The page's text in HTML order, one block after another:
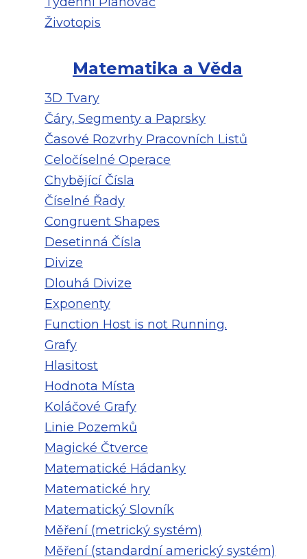
Životopis
Matematika a Věda
3D Tvary
Čáry, Segmenty a Paprsky
Časové Rozvrhy Pracovních Listů
Celočíselné Operace
Chybějící Čísla
Číselné Řady
Congruent Shapes
Desetinná Čísla
Divize
Dlouhá Divize
Exponenty
Function Host is not Running.
Grafy
Hlasitost
Hodnota Místa
Koláčové Grafy
Linie Pozemků
Magické Čtverce
Matematické Hádanky
Matematické hry
Matematický Slovník
Měření (metrický systém)
Měření (standardní americký systém)